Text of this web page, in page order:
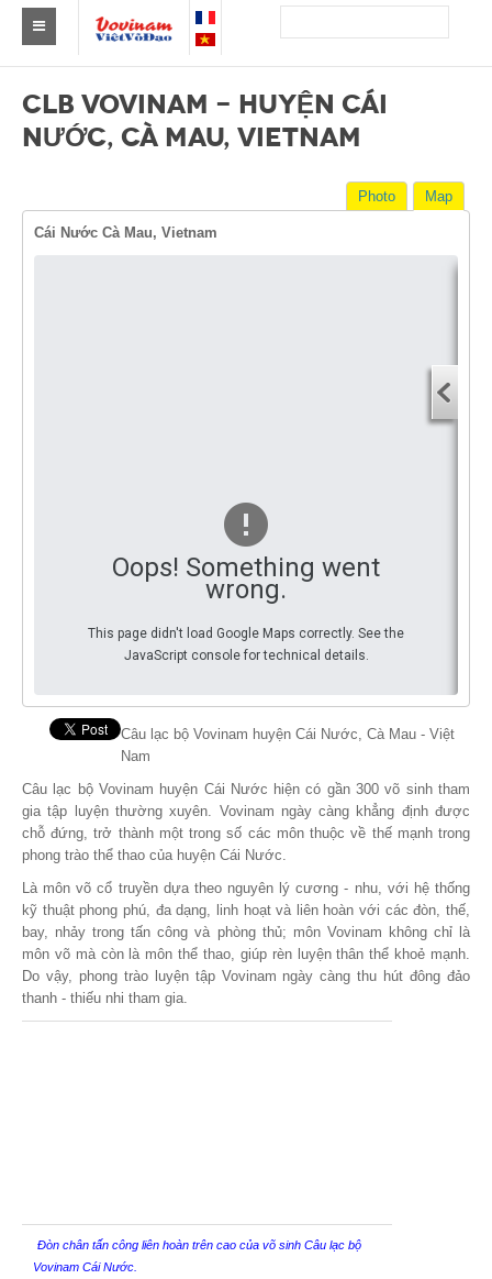
Asia
Africa
DOCUMENT
Contribute
How I can contribute?
Support
CLB VOVINAM - HUYỆN CÁI
NƯỚC, CÀ MAU, VIETNAM
Map
Photo
Cái Nước Cà Mau, Vietnam
Oops! Something went
wrong.
This page didn't load Google Maps correctly. See the
JavaScript console for technical details.
Câu lạc bộ Vovinam huyện Cái Nước, Cà Mau - Việt
Nam
Câu lạc bộ Vovinam huyện Cái Nước hiện có gần 300 võ sinh tham
gia tập luyện thường xuyên. Vovinam ngày càng khẳng định được
chỗ đứng, trở thành một trong số các môn thuộc về thế mạnh trong
phong trào thể thao của huyện Cái Nước.
Là môn võ cổ truyền dựa theo nguyên lý cương - nhu, với hệ thống
kỹ thuật phong phú, đa dạng, linh hoạt và liên hoàn với các đòn, thế,
bay, nhảy trong tấn công và phòng thủ; môn Vovinam không chỉ là
môn võ mà còn là môn thể thao, giúp rèn luyện thân thể khoẻ mạnh.
Do vậy, phong trào luyện tập Vovinam ngày càng thu hút đông đảo
thanh - thiếu nhi tham gia.
Đòn chân tấn công liên hoàn trên cao của võ sinh Câu lạc bộ
Vovinam Cái Nước.